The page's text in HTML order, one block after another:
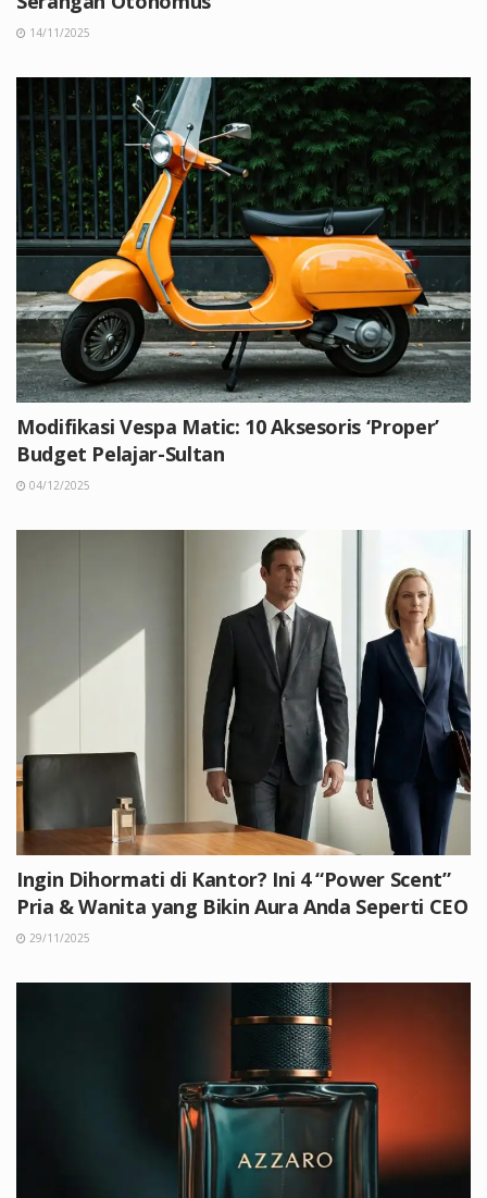
14/11/2025
Modifikasi Vespa Matic: 10 Aksesoris ‘Proper’
Budget Pelajar-Sultan
04/12/2025
Ingin Dihormati di Kantor? Ini 4 “Power Scent”
Pria & Wanita yang Bikin Aura Anda Seperti CEO
29/11/2025